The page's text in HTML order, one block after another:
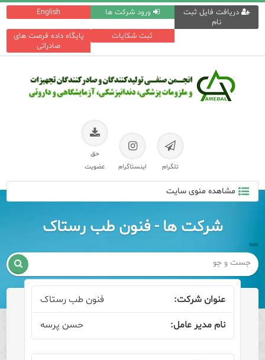
English ورود شرکت ها
دریافت فایل ثبت
نام
پایگاه داده فرصت های
صادراتی
ثبت شکایات
تلگرام اینستاگرام
حق
عضویت
مشاهده منوی سایت
شرکت ها - فنون طب رستاک

فنون طب رستاک
حسن پرسه